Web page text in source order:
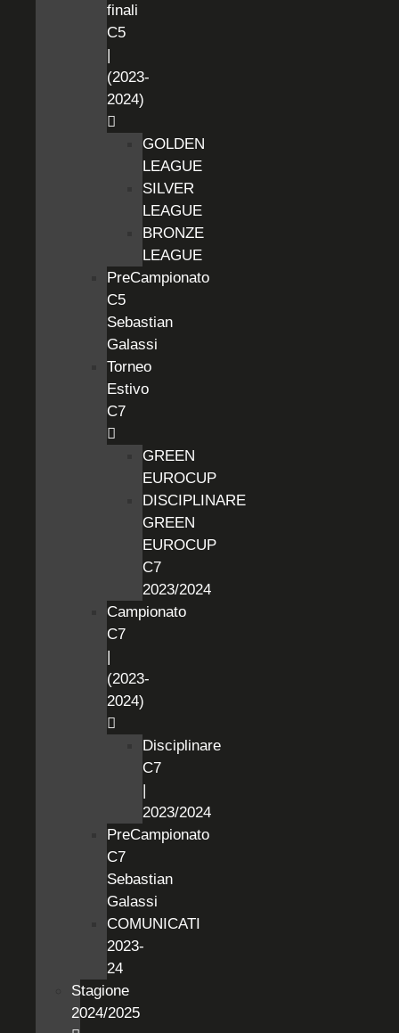
finali
C5
|
(2023-
2024)
GOLDEN
LEAGUE
SILVER
LEAGUE
BRONZE
LEAGUE
PreCampionato
C5
Sebastian
Galassi
Torneo
Estivo
C7
GREEN
EUROCUP
DISCIPLINARE
GREEN
EUROCUP
C7
2023/2024
Campionato
C7
|
(2023-
2024)
Disciplinare
C7
|
2023/2024
PreCampionato
C7
Sebastian
Galassi
COMUNICATI
2023-
24
Stagione
2024/2025